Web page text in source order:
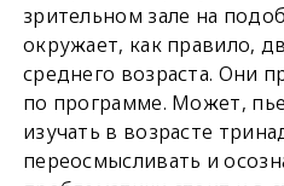
зрительном зале на
окружает, как правило,
среднего возраста. Они
по программе. Может,
изучать в возрасте
переосмысливать и